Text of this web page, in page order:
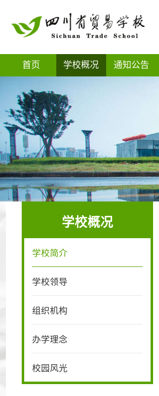
首页 学校概况 通知公告
学校概况
学校简介
学校领导
组织机构
办学理念
校园风光